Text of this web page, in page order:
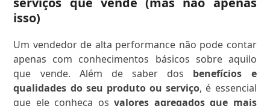
isso)
Um vendedor de alta performance não pode contar
apenas com conhecimentos básicos sobre aquilo
que vende. Além de saber dos benefícios e
qualidades do seu produto ou serviço, é essencial
que ele conheça osvalores agregados que mais